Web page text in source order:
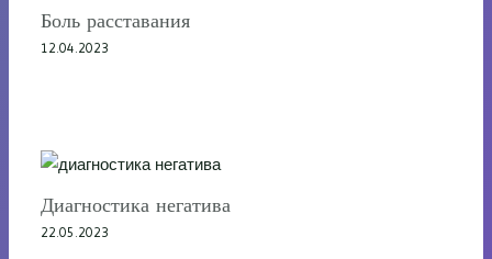
Боль расставания
12.04.2023
Диагностика негатива
22.05.2023